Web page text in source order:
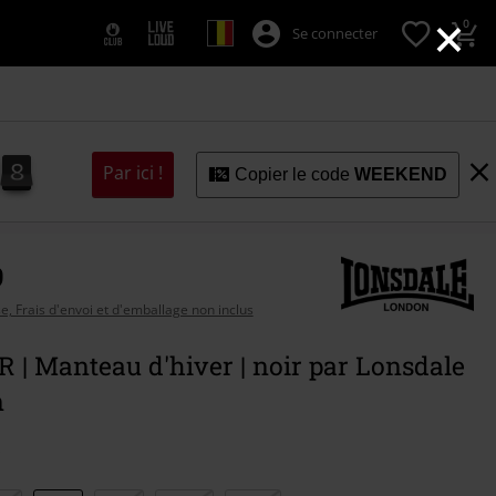
×
Se connecter 0
7
8
7 Par ici ! Copier le codeWEEKEND
Frais d'envoi et d'emballage non inclus
| Manteau d'hiver | noir par Lonsdale